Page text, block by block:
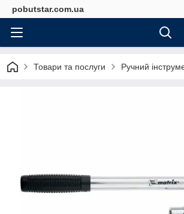
pobutstar.com.ua
Товари та послуги Ручний